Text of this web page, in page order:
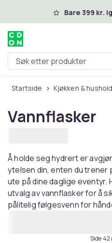
Hopp til hovedinnhold
Bare 399 kr.
Søk etter produkter
Startside Kjøkken &
Vannflasker
Å holde seg hydrert er
ytelsen din, enten du
ute på dine daglige eventyr.
utvalg av vannflasker for å
pålitelig følgesvenn for
Side 42